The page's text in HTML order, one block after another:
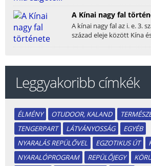
A Kínai nagy fal
A kínai nagy fal az i. e. 3.
század eleje között Kína
Leggyakoribb címkék
ÉLMÉNY OTUDOOR, KALAND
TENGERPART
LÁTVÁNYOSSÁG
EGYÉB
NYARALÁS REPÜLŐVEL
EGZOTIKUS ÚT
NYARALÓPROGRAM
REPÜLŐJEGY